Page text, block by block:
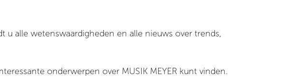
u alle wetenswaardigheden en alle nieuws over trends,
onderwerpen over MUSIK MEYER kunt vinden.